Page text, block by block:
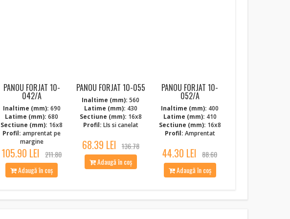
PANOU FORJAT 10-
042/A
Inaltime (mm): 690
Latime (mm): 680
Sectiune (mm): 16x8
Profil: amprentat pe
margine
105.90 LEI 211.80
Adaugă în coș
PANOU FORJAT 10-055
Inaltime (mm): 560
Latime (mm): 430
Sectiune (mm): 16x8
Profil: LIs si canelat
68.39 LEI 136.78
Adaugă în coș
PANOU FORJAT 10-
052/A
Inaltime (mm): 400
Latime (mm): 410
Sectiune (mm): 16x8
Profil: Amprentat
44.30 LEI 88.60
Adaugă în coș